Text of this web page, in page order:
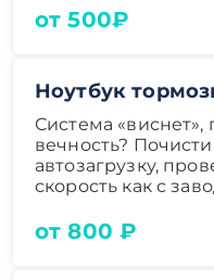
от 500₽
Ноутбук
Система
вечность?
автозагрузку,
скорость как с
от 800 ₽